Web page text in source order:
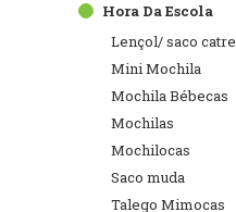
Hora Da Escola
Lençol/ saco catre
Mini Mochila
Mochila Bébecas
Mochilas
Mochilocas
Saco muda
Talego Mimocas